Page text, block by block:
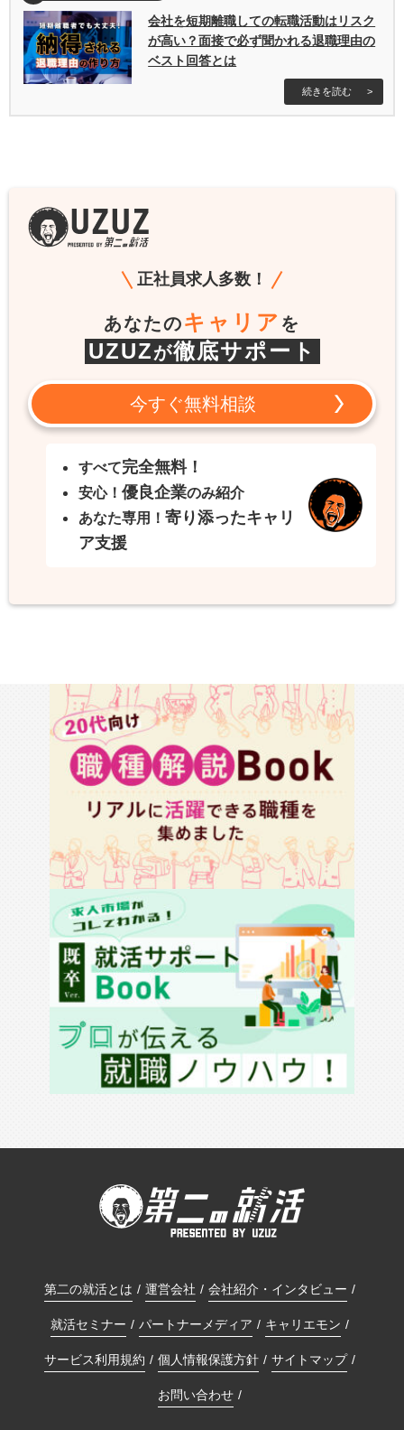
会社を短期離職しての転職活動はリスク
が高い？面接で必ず聞かれる退職理由の
ベスト回答とは
続きを読む
正社員求人多数！
あなたのキャリア を
UZUZが徹底サポート
今すぐ無料相談
すべて完全無料！
安心！ 優良企業のみ紹介
あなた専用！ 寄り添ったキャリ
ア支援
第二の就活とは 運営会社 会社紹介・インタビュー
就活セミナー パートナーメディア キャリエモン
サービス利用規約 個人情報保護方針 サイトマップ
お問い合わせ